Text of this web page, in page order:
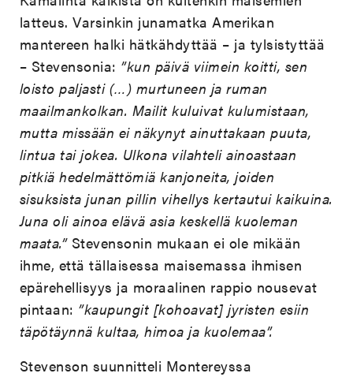
latteus. Varsinkin junamatka Amerikan
mantereen halki hätkähdyttää – ja tylsistyttää
– Stevensonia: ”kun päivä viimein koitti, sen
loisto paljasti (…) murtuneen ja ruman
maailmankolkan. Mailit kuluivat kulumistaan,
mutta missään ei näkynyt ainuttakaan puuta,
lintua tai jokea. Ulkona vilahteli ainoastaan
pitkiä hedelmättömiä kanjoneita, joiden
sisuksista junan pillin vihellys kertautui kaikuina.
Juna oli ainoa elävä asia keskellä kuoleman
maata.”Stevensonin mukaan ei ole mikään
ihme, että tällaisessa maisemassa ihmisen
epärehellisyys ja moraalinen rappio nousevat
pintaan: ”kaupungit [kohoavat] jyristen esiin
täpötäynnä kultaa, himoa ja kuolemaa”.
Stevenson suunnitteli Montereyssa